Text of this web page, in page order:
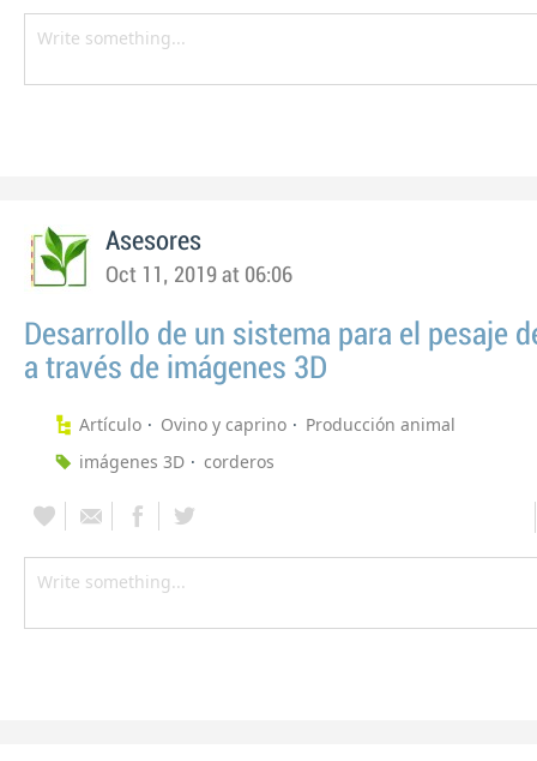
Asesores
Oct 11, 2019 at 06:06
Desarrollo de un sistema para el pesaje
a través de imágenes 3D
Artículo Ovino y caprino
Producción animal
imágenes 3D
corderos